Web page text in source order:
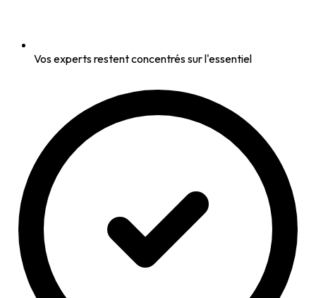
Vos experts restent concentrés sur l'essentiel